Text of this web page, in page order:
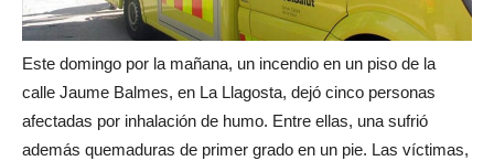
Este domingo por la mañana, un incendio en un piso de la
calle Jaume Balmes, en La Llagosta, dejó cinco personas
afectadas por inhalación de humo. Entre ellas, una sufrió
además quemaduras de primer grado en un pie. Las víctimas,